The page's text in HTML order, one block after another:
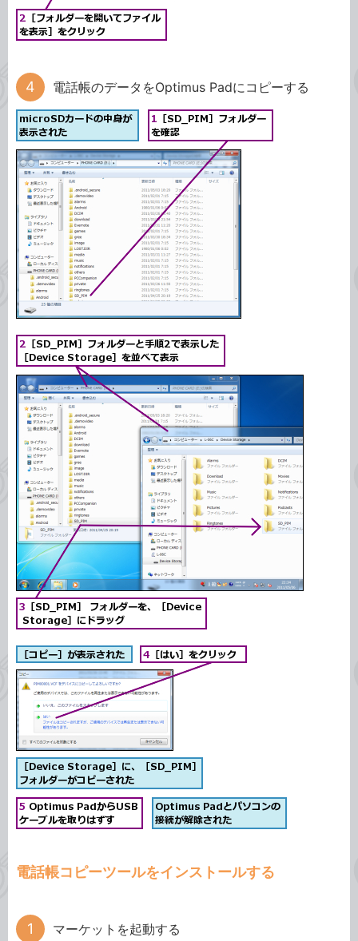
電話帳のデータをOptimus Padにコピーする
電話帳コピーツールをインストールする
マーケットを起動する